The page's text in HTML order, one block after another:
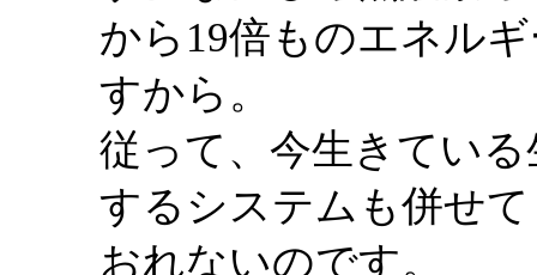
から19倍ものエネル
すから。
従って、今生きてい
するシステムも併せ
おれないのです。